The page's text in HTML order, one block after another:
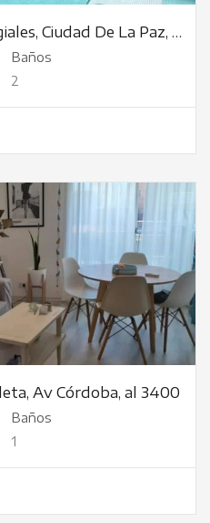
Ciudad De La Paz, al 400
Baños
2
Av Córdoba, al 3400
Baños
1